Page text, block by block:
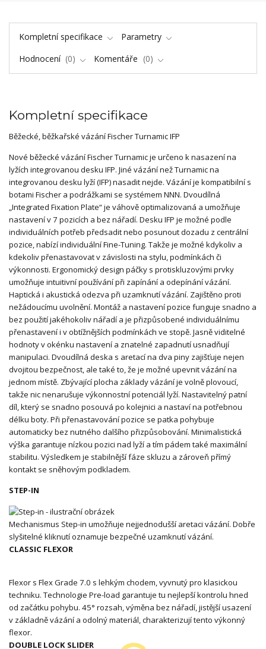
Kompletní specifikace
Parametry
Hodnocení
0 Komentáře 0
Kompletní specifikace
Běžecké, běžkařské vázání Fischer Turnamic IFP
Nové běžecké vázání Fischer Turnamic je určeno k nasazení na
lyžích integrovanou desku IFP. Jiné vázání než Turnamic na
integrovanou desku lyží (IFP) nasadit nejde. Vázání je kompatibilní s
botami Fischer a podrážkami se systémem NNN. Dvoudílná
„Integrated Fixation Plate“ je váhově optimalizovaná a umožňuje
nastavení v 7 pozicích a bez nářadí. Desku IFP je možné podle
individuálních potřeb předsadit nebo posunout dozadu z centrální
pozice, nabízí individuální Fine-Tuning. Takže je možné kdykoliv a
kdekoliv přenastavovat v závislosti na stylu, podmínkách či
výkonnosti. Ergonomický design páčky s protiskluzovými prvky
umožňuje intuitivní používání při zapínání a odepínání vázání.
Haptická i akustická odezva při uzamknutí vázání. Zajištěno proti
nežádoucímu uvolnění. Montáž a nastavení pozice funguje snadno a
bez použití jakéhokoliv nářadí a je přizpůsobené individuálnímu
přenastavení i v obtížnějších podmínkách ve stopě. Jasně viditelné
hodnoty v okénku nastavení a znatelné zapadnutí usnadňují
manipulaci. Dvoudílná deska s aretací na dva piny zajišťuje nejen
dvojitou bezpečnost, ale také to, že je možné upevnit vázání na
jednom místě. Zbývající plocha základy vázání je volně plovoucí,
takže nic nenarušuje výkonnostní potenciál lyží. Nastavitelný patní
díl, který se snadno posouvá po kolejnici a nastaví na potřebnou
délku boty. Při přenastavování pozice se patka pohybuje
automaticky bez nutného dalšího přizpůsobování. Minimalistická
výška garantuje nízkou pozici nad lyží a tím pádem také maximální
stabilitu. Výsledkem je stabilnější fáze skluzu a zároveň přímý
kontakt se sněhovým podkladem.
STEP-IN
Mechanismus Step-in umožňuje nejjednodušší aretaci vázání. Dobře
slyšitelné kliknutí oznamuje bezpečné uzamknutí vázání.
CLASSIC FLEXOR
Flexor s Flex Grade 7.0 s lehkým chodem, vyvnutý pro klasickou
techniku. Technologie Pre-load garantuje tu nejlepší kontrolu hned
od začátku pohybu. 45° rozsah, výměna bez nářadí, jistější usazení
v základně vázání a odolný materiál, charakterizují tento výkonný
flexor.
DOUBLE LOCK SLIDER